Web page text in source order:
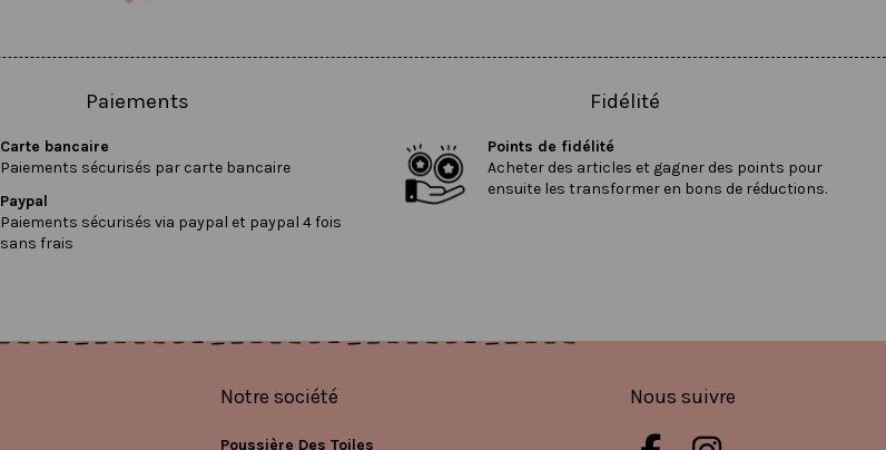
Paiements
Carte bancaire
Paiements sécurisés par carte bancaire
Paypal
Paiements sécurisés via paypal et paypal 4 fois
sans frais
Fidélité
Points de fidélité
Acheter des articles et gagner des points pour
ensuite les transformer en bons de réductions.
Notre société
Poussière Des Toiles
Nous suivre